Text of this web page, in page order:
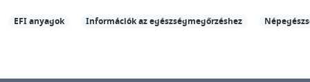
EFI anyagok Információk az egészségmegőrzéshez